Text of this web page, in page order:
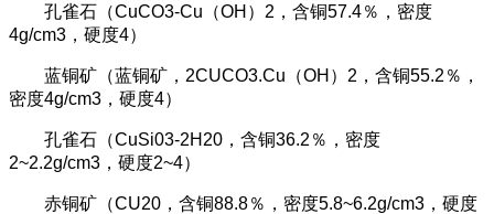
孔雀石（CuCO3-Cu （OH ） 2 ，含铜57.4％，密度
4g/cm3 ，硬度4）
蓝铜矿（蓝铜矿， 2CUCO3.Cu （OH ） 2 ，含铜55.2 ％，
密度4g/cm3 ，硬度4）
孔雀石（CuSi03-2H20 ，含铜36.2 ％，密度
2~2.2g/cm3 ，硬度2~4）
赤铜矿（CU20 ，含铜88.8％，密度5.8~6.2g/cm3 ，硬度